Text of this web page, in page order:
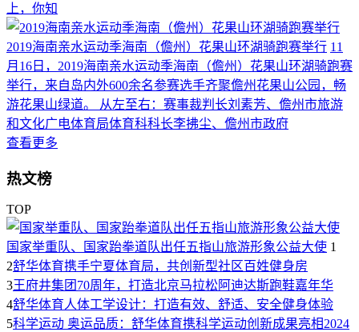
上，你知
2019海南亲水运动季海南（儋州）花果山环湖骑跑赛举行 11
月16日，2019海南亲水运动季海南（儋州）花果山环湖骑跑赛
举行，来自岛内外600余名参赛选手齐聚儋州花果山公园，畅
游花果山绿道。 从左至右：赛事裁判长刘素芳、儋州市旅游
和文化广电体育局体育科科长李拂尘、儋州市政府
查看更多
热文榜
TOP
国家举重队、国家跆拳道队出任五指山旅游形象公益大使 1
2舒华体育携手宁夏体育局，共创新型社区百姓健身房
3王府井集团70周年，打造北京马拉松阿迪达斯跑鞋嘉年华
4舒华体育人体工学设计：打造有效、舒适、安全健身体验
5科学运动 奥运品质：舒华体育携科学运动创新成果亮相2024